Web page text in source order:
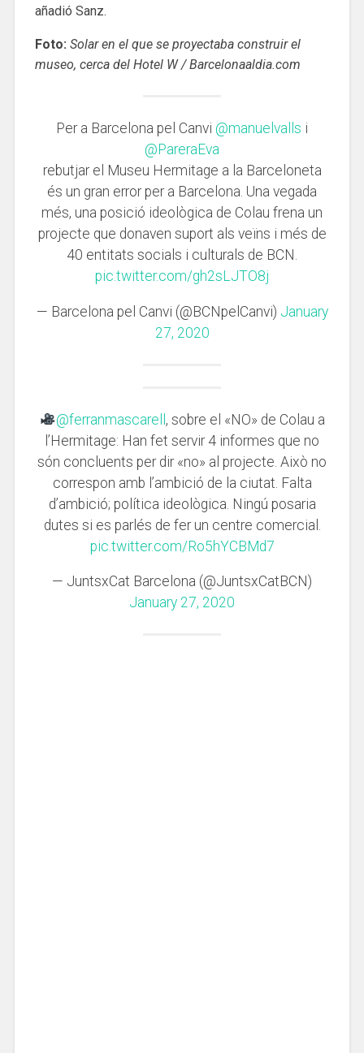
añadió Sanz.
Foto: Solar en el que se proyectaba construir el
museo, cerca del Hotel W / Barcelonaaldia.com
Per a Barcelona pel Canvi @manuelvalls i
@PareraEva
rebutjar el Museu Hermitage a la Barceloneta
és un gran error per a Barcelona. Una vegada
més, una posició ideològica de Colau frena un
projecte que donaven suport als veïns i més de
40 entitats socials i culturals de BCN.
pic.twitter.com/gh2sLJTO8j
— Barcelona pel Canvi (@BCNpelCanvi) January
27, 2020
@ferranmascarell , sobre el «NO» de Colau a
l’Hermitage: Han fet servir 4 informes que no
són concluents per dir «no» al projecte. Això no
correspon amb l’ambició de la ciutat. Falta
d’ambició; política ideològica. Ningú posaria
dutes si es parlés de fer un centre comercial.
pic.twitter.com/Ro5hYCBMd7
— JuntsxCat Barcelona (@JuntsxCatBCN)
January 27, 2020